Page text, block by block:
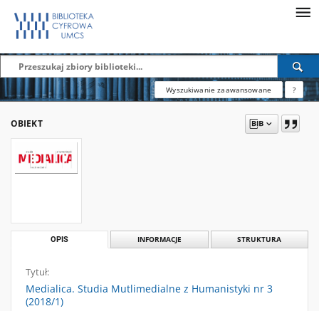
Wyszukiwanie zaawansowane ?
OBIEKT
OPIS INFORMACJE STRUKTURA
Tytuł:
Medialica. Studia Mutlimedialne z Humanistyki nr 3
(2018/1)